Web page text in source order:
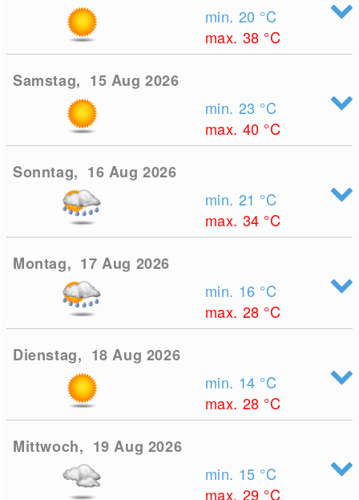
min. 20 °C
max. 38 °C
Samstag, 15 Aug 2026
min. 23 °C
max. 40 °C
Sonntag, 16 Aug 2026
min. 21 °C
max. 34 °C
Montag, 17 Aug 2026
min. 16 °C
max. 28 °C
Dienstag, 18 Aug 2026
min. 14 °C
max. 28 °C
Mittwoch, 19 Aug 2026
min. 15 °C
max. 29 °C